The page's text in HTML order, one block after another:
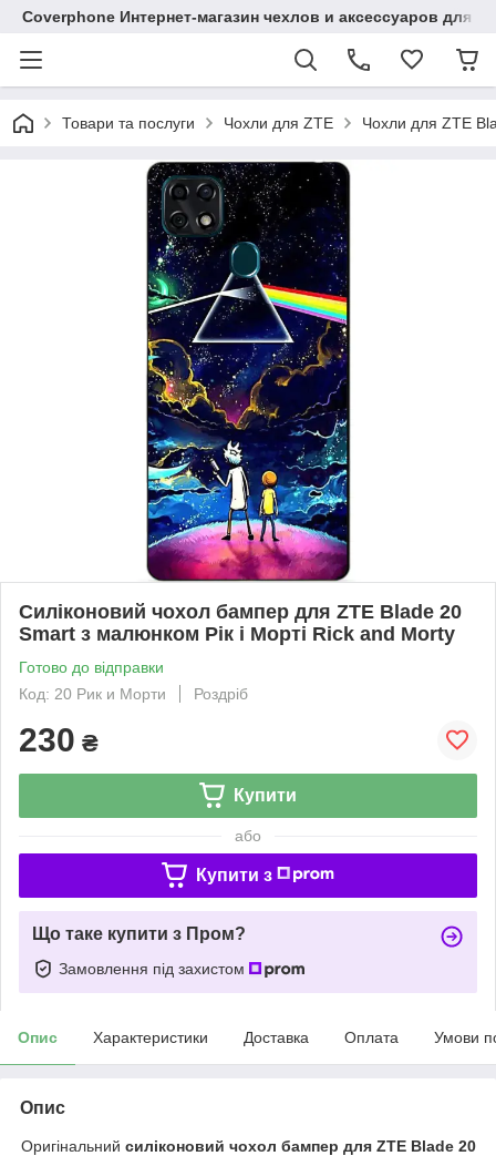
Coverphone Интернет-магазин чехлов и аксессуаров для
Товари та послуги Чохли для ZTE Чохли для ZTE
Силіконовий чохол бампер для ZTE Blade 20
Smart з малюнком Рік і Морті Rick and Morty
Готово до відправки
Код: 20 Рик и Морти
Роздріб
230 ₴
Купити
або
Купити з
Що таке купити з Пром?
Замовлення під захистом
Опис Характеристики Доставка Оплата Умови
Опис
Оригінальний силіконовий чохол бампер для ZTE Blade 20